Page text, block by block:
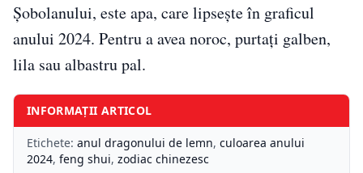
Șobolanului, este apa, care lipsește în graficul
anului 2024. Pentru a avea noroc, purtați galben,
lila sau albastru pal.
INFORMAȚII ARTICOL
Etichete: anul dragonului de lemn, culoarea anului
2024, feng shui, zodiac chinezesc